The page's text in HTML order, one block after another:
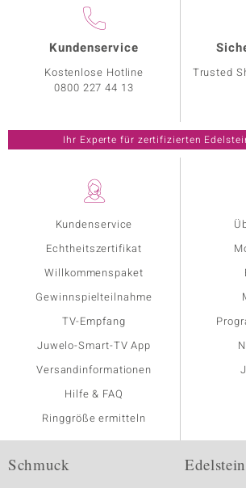
Kundenservice
Echtheitszertifikat
Willkommenspaket
Gewinnspielteilnahme
TV-Empfang
Juwelo-Smart-TV App
Versandinformationen
Hilfe & FAQ
Ringgröße ermitteln
Kundenservice
Kostenlose Hotline
0800 227 44 13
Trusted
Ihr Experte für zertifizierten
Schmuck